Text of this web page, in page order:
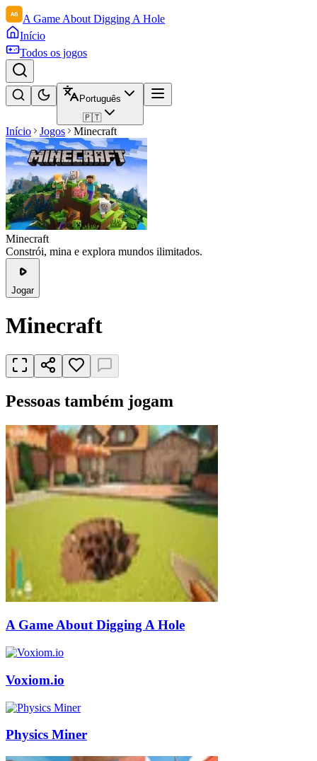
A Game About Digging A Hole
Início
Todos os jogos
Português
🇵🇹
Início Jogos Minecraft
Minecraft
Constrói, mina e explora mundos ilimitados.
Jogar
Minecraft
Pessoas também jogam
A Game About Digging A Hole
Voxiom.io
Physics Miner